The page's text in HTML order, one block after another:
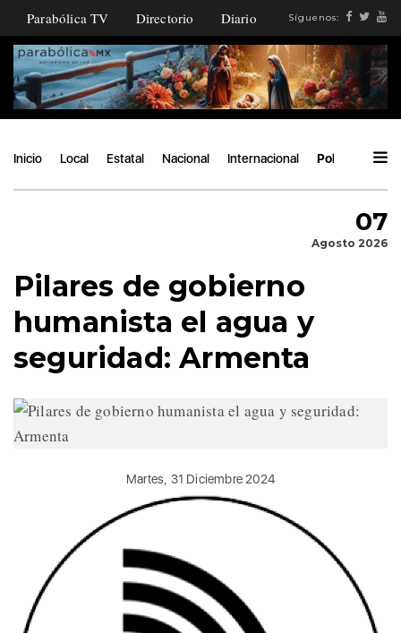
Parabólica TV Directorio Diario Síguenos:
Inicio Local Estatal Nacional Internacional Política
07
Agosto 2026
Pilares de gobierno
humanista el agua y
seguridad: Armenta
Martes, 31 Diciembre 2024